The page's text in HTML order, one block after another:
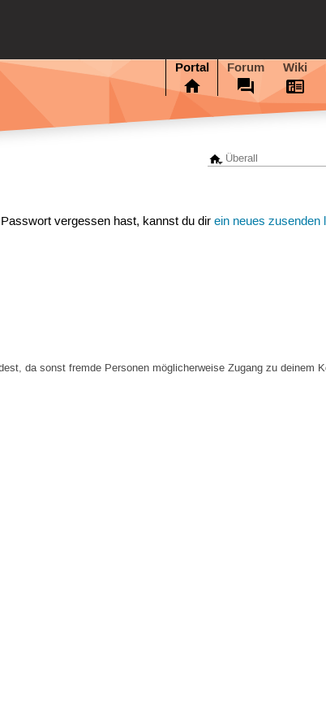
Portal Forum Wiki
vergessen hast, kannst du direin neues zusenden
da sonst fremde Personen möglicherweise Zugang zu deinem